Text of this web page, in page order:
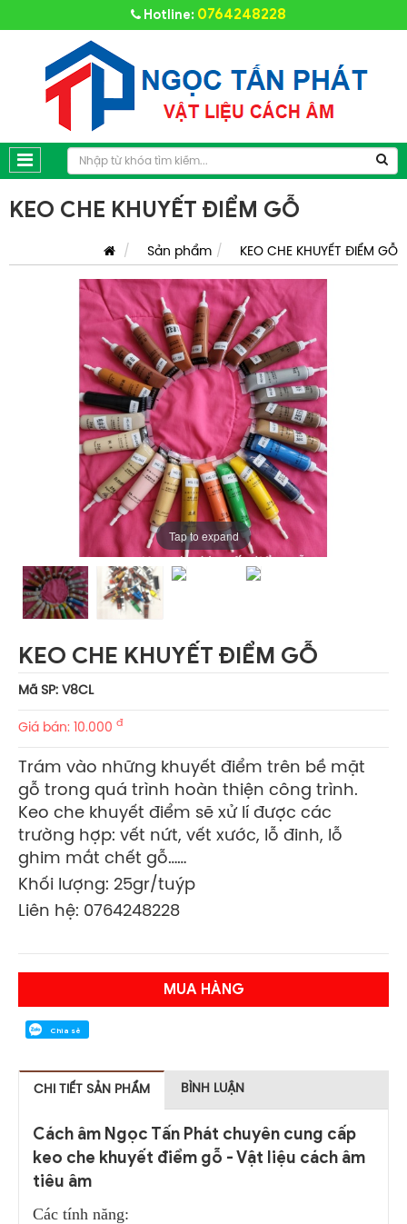
Hotline: 0764248228
KEO CHE KHUYẾT ĐIỂM GỖ
Sản phẩm KEO CHE KHUYẾT ĐIỂM GỖ
Tap to expand
KEO CHE KHUYẾT ĐIỂM GỖ
Mã SP: V8CL
Giá bán: 10.000 đ
Trám vào những khuyết điểm trên bề mặt
gỗ trong quá trình hoàn thiện công trình.
Keo che khuyết điểm sẽ xử lí được các
trường hợp: vết nứt, vết xước, lỗ đinh, lỗ
ghim mắt chết gỗ……
Khối lượng: 25gr/tuýp
Liên hệ: 0764248228
MUA HÀNG
Chia sẻ
CHI TIẾT SẢN PHẨM BÌNH LUẬN
Cách âm Ngọc Tấn Phát chuyên cung cấp
keo che khuyết điểm gỗ - Vật liệu cách âm
tiêu âm
Các tính năng: